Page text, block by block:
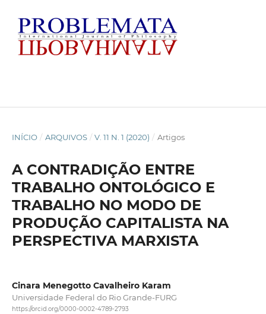
INÍCIO / ARQUIVOS / V. 11 N. 1 (2020) / Artigos
A CONTRADIÇÃO ENTRE
TRABALHO ONTOLÓGICO E
TRABALHO NO MODO DE
PRODUÇÃO CAPITALISTA NA
PERSPECTIVA MARXISTA
Cinara Menegotto Cavalheiro Karam
Universidade Federal do Rio Grande-FURG
https://orcid.org/0000-0002-4789-2793